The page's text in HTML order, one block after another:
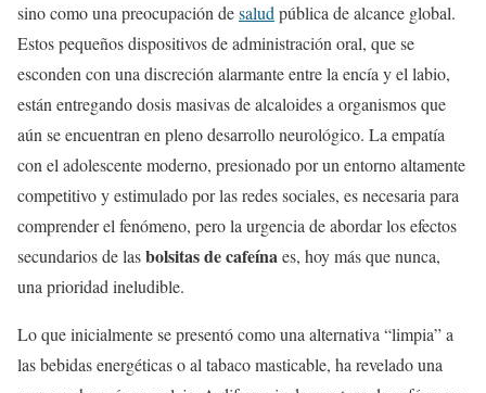
sino como una preocupación desalud pública de alcance global.
Estos pequeños dispositivos de administración oral, que se
esconden con una discreción alarmante entre la encía y el labio,
están entregando dosis masivas de alcaloides a organismos que
aún se encuentran en pleno desarrollo neurológico. La empatía
con el adolescente moderno, presionado por un entorno altamente
competitivo y estimulado por las redes sociales, es necesaria para
comprender el fenómeno, pero la urgencia de abordar los efectos
secundarios de lasbolsitas de cafeínaes, hoy más que nunca,
una prioridad ineludible.
Lo que inicialmente se presentó como una alternativa “limpia” a
las bebidas energéticas o al tabaco masticable, ha revelado una